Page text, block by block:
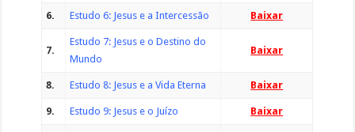
6. Estudo 6: Jesus e a Intercessão Baixar
7.
Estudo 7: Jesus e o Destino do
Mundo
Baixar
8. Estudo 8: Jesus e a Vida Eterna Baixar
9. Estudo 9: Jesus e o Juízo Baixar